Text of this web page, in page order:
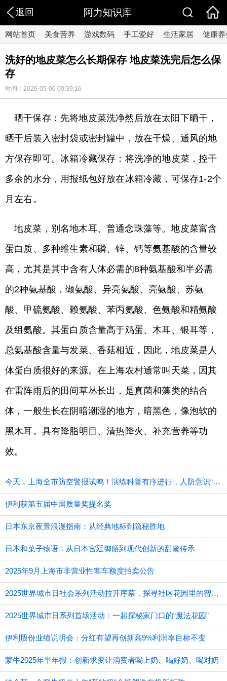
返回 阿力知识库
网站首页 美食营养 游戏数码 手工爱好 生活家居 健康养
洗好的地皮菜怎么长期保存 地皮菜洗完后怎么保
存
时间：2026-05-06 00:39:16
晒干保存：先将地皮菜洗净然后放在太阳下晒干，
晒干后装入密封袋或密封罐中，放在干燥、通风的地
方保存即可。冰箱冷藏保存：将洗净的地皮菜，控干
多余的水分，用报纸包好放在冰箱冷藏，可保存1-2个
月左右。
地皮菜，别名地木耳、普通念珠藻等。地皮菜富含
蛋白质、多种维生素和磷、锌、钙等氨基酸的含量较
高，尤其是其中含有人体必需的8种氨基酸和半必需
的2种氨基酸，缬氨酸、异亮氨酸、亮氨酸、苏氨
酸、甲硫氨酸、赖氨酸、苯丙氨酸、色氨酸和精氨酸
及组氨酸。其蛋白质含量高于鸡蛋、木耳、银耳等，
总氨基酸含量与发菜、香菇相近，因此，地皮菜是人
体蛋白质很好的来源。在上海农村通常叫天菜，因其
在雷阵雨后的田间草丛长出，是真菌和藻类的结合
体，一般生长在阴暗潮湿的地方，暗黑色，像泡软的
黑木耳。具有降脂明目、清热降火、补充营养等功
效。
今天，上海全市防空警报试鸣！演练科普有序进行，人防意识“声入人心”
伊利获第五届中国质量奖提名奖
日本东京夜景浪漫指南：从经典地标到隐秘胜地
日本和菓子物语：从日本宫廷御膳到现代创新的甜蜜传承
2025年9月上海市非营业性客车额度拍卖公告
2025世界城市日社会系列活动拉开序幕，探寻社区花园里的智慧应用
2025世界城市日系列首场活动：一起探秘家门口的“魔法花园”
伊利股份业绩说明会：分红有望再创新高9%利润率目标不变
蒙牛2025年半年报：创新求变让消费者喝上奶、喝好奶、喝对奶